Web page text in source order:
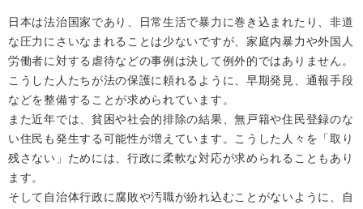
日本は法治国家であり、日常生活で暴力に巻き込まれたり、非道
な圧力にさいなまれることは少ないですが、家庭内暴力や外国人
労働者に対する虐待などの事例は決して例外的ではありません。
こうした人たちが法の保護に頼れるように、早期発見、通報手段
などを整備することが求められています。
また近年では、貧困や社会的排除の結果、無戸籍や住民登録のな
い住民も発生する可能性が増えています。こうした人々を「取り
残さない」ためには、行政に柔軟な対応が求められることもあり
ます。
そして自治体行政に腐敗や汚職が紛れ込むことがないように、自